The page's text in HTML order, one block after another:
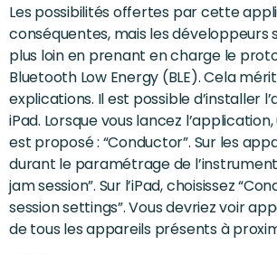
Les possibilités offertes par cette
conséquentes, mais les développeurs
plus loin en prenant en charge le
Bluetooth Low Energy (BLE). Cela
explications. Il est possible d’installer
iPad. Lorsque vous lancez
est proposé : “Conductor”. Sur les
durant le paramétrage de l’instrument
jam session”. Sur l’iPad, choisissez
session settings”. Vous devriez voir
de tous les appareils présents à